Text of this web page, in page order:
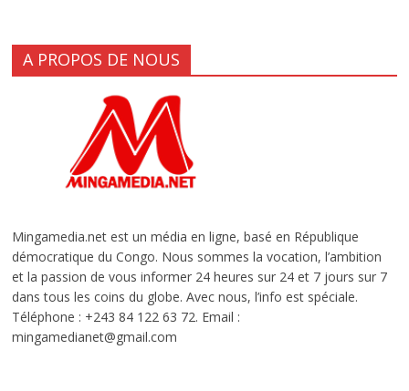
A PROPOS DE NOUS
Mingamedia.net est un média en ligne, basé en République
démocratique du Congo. Nous sommes la vocation, l’ambition
et la passion de vous informer 24 heures sur 24 et 7 jours sur 7
dans tous les coins du globe. Avec nous, l’info est spéciale.
Téléphone : +243 84 122 63 72. Email :
mingamedianet@gmail.com